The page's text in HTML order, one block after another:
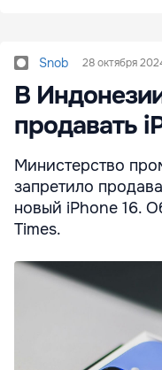
Snob 28 октября
В
продавать
Министерство
запретило
новый iPhone 16.
Times.